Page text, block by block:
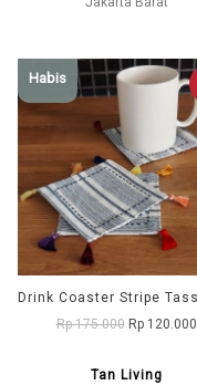
Habis
Rp 175.000 Rp 120.000
Tan Living